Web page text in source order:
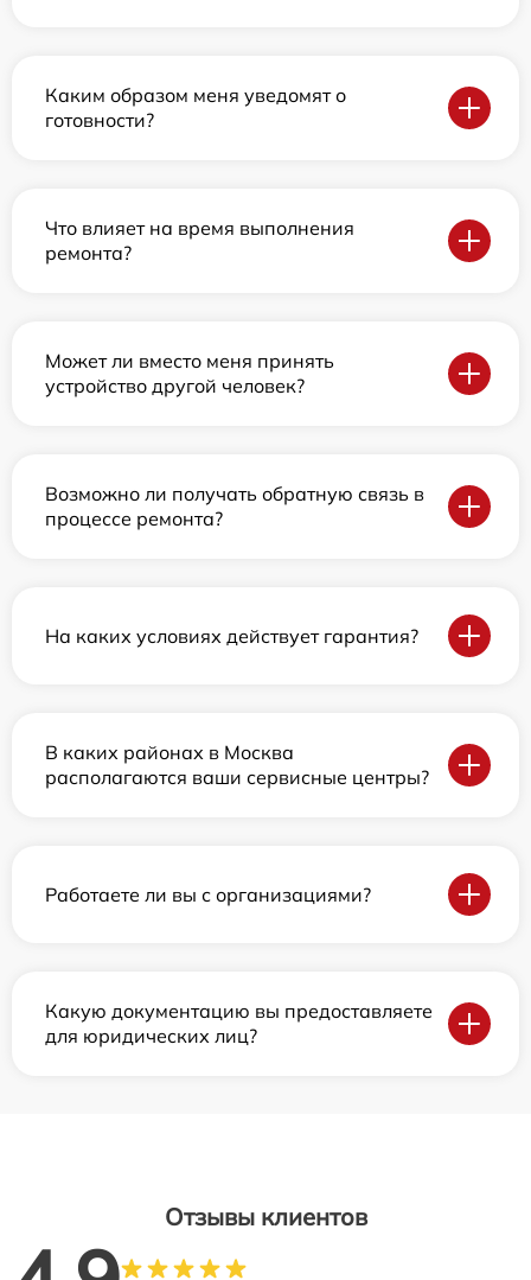
Каким образом меня уведомят о
готовности?
Что влияет на время выполнения
ремонта?
Может ли вместо меня принять
устройство другой человек?
Возможно ли получать обратную связь в
процессе ремонта?
На каких условиях действует гарантия?
В каких районах в Москва
располагаются ваши сервисные центры?
Работаете ли вы с организациями?
Какую документацию вы предоставляете
для юридических лиц?
Отзывы клиентов